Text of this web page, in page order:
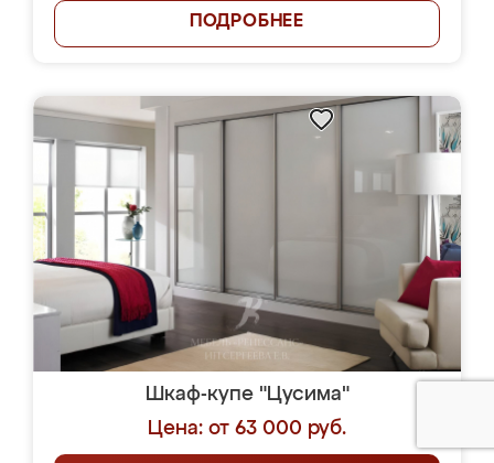
ПОДРОБНЕЕ
Шкаф-купе "Цусима"
Цена: от 63 000 руб.